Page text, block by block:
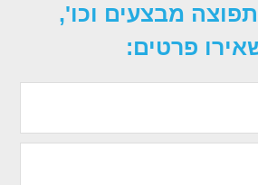
מבצעים וכו',
פרטים: